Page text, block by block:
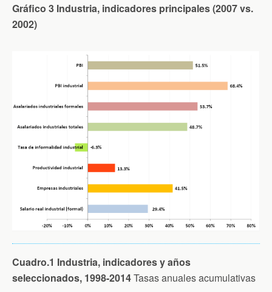
Gráfico 3 Industria, indicadores principales (2007 vs.
2002)
Cuadro.1 Industria, indicadores y años
seleccionados, 1998-2014Tasas anuales acumulativas